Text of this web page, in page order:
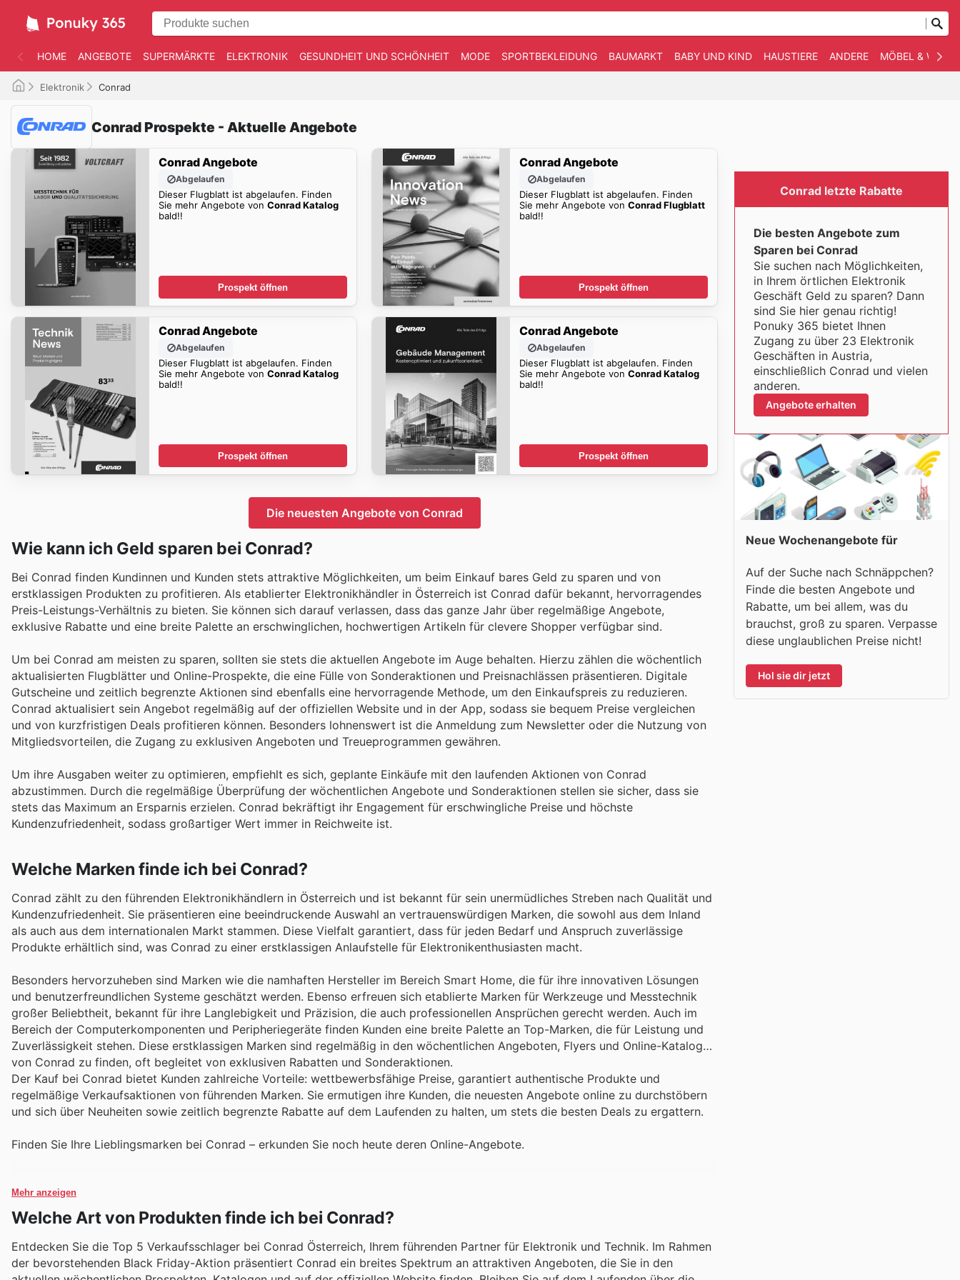
HOME ANGEBOTE SUPERMÄRKTE ELEKTRONIK GESUNDHEIT UND SCHÖNHEIT MODE SPORTBEKLEIDUNG BAUMARKT BABY UND KIND HAUSTIERE ANDERE MÖBEL &
Elektronik Conrad
Conrad Prospekte - Aktuelle Angebote
Conrad Angebote
Abgelaufen
Dieser Flugblatt ist abgelaufen. Finden
Sie mehr Angebote von Conrad Katalog
bald!!
Prospekt öffnen
Conrad Angebote
Abgelaufen
Dieser Flugblatt ist abgelaufen. Finden
Sie mehr Angebote vonConrad Flugblatt
bald!!
Prospekt öffnen
Conrad Angebote
Abgelaufen
Dieser Flugblatt ist abgelaufen. Finden
Sie mehr Angebote von Conrad Katalog
bald!!
Prospekt öffnen
Conrad Angebote
Abgelaufen
Dieser Flugblatt ist abgelaufen. Finden
Sie mehr Angebote vonConrad Katalog
bald!!
Prospekt öffnen
Die neuesten Angebote von Conrad
Wie kann ich Geld sparen bei Conrad?
Bei Conrad finden Kundinnen und Kunden stets attraktive Möglichkeiten, um beim Einkauf bares Geld zu sparen und von
erstklassigen Produkten zu profitieren. Als etablierter Elektronikhändler in Österreich ist Conrad dafür bekannt, hervorragendes
Preis-Leistungs-Verhältnis zu bieten. Sie können sich darauf verlassen, dass das ganze Jahr über regelmäßige Angebote,
exklusive Rabatte und eine breite Palette an erschwinglichen, hochwertigen Artikeln für clevere Shopper verfügbar sind.
Um bei Conrad am meisten zu sparen, sollten sie stets die aktuellen Angebote im Auge behalten. Hierzu zählen die wöchentlich
aktualisierten Flugblätter und Online-Prospekte, die eine Fülle von Sonderaktionen und Preisnachlässen präsentieren. Digitale
Gutscheine und zeitlich begrenzte Aktionen sind ebenfalls eine hervorragende Methode, um den Einkaufspreis zu reduzieren.
Conrad aktualisiert sein Angebot regelmäßig auf der offiziellen Website und in der App, sodass sie bequem Preise vergleichen
und von kurzfristigen Deals profitieren können. Besonders lohnenswert ist die Anmeldung zum Newsletter oder die Nutzung von
Mitgliedsvorteilen, die Zugang zu exklusiven Angeboten und Treueprogrammen gewähren.
Um ihre Ausgaben weiter zu optimieren, empfiehlt es sich, geplante Einkäufe mit den laufenden Aktionen von Conrad
abzustimmen. Durch die regelmäßige Überprüfung der wöchentlichen Angebote und Sonderaktionen stellen sie sicher, dass sie
stets das Maximum an Ersparnis erzielen. Conrad bekräftigt ihr Engagement für erschwingliche Preise und höchste
Kundenzufriedenheit, sodass großartiger Wert immer in Reichweite ist.
Welche Marken finde ich bei Conrad?
Conrad zählt zu den führenden Elektronikhändlern in Österreich und ist bekannt für sein unermüdliches Streben nach Qualität und
Kundenzufriedenheit. Sie präsentieren eine beeindruckende Auswahl an vertrauenswürdigen Marken, die sowohl aus dem Inland
als auch aus dem internationalen Markt stammen. Diese Vielfalt garantiert, dass für jeden Bedarf und Anspruch zuverlässige
Produkte erhältlich sind, was Conrad zu einer erstklassigen Anlaufstelle für Elektronikenthusiasten macht.
Besonders hervorzuheben sind Marken wie die namhaften Hersteller im Bereich Smart Home, die für ihre innovativen Lösungen
und benutzerfreundlichen Systeme geschätzt werden. Ebenso erfreuen sich etablierte Marken für Werkzeuge und Messtechnik
großer Beliebtheit, bekannt für ihre Langlebigkeit und Präzision, die auch professionellen Ansprüchen gerecht werden. Auch im
Bereich der Computerkomponenten und Peripheriegeräte finden Kunden eine breite Palette an Top-Marken, die für Leistung und
Zuverlässigkeit stehen. Diese erstklassigen Marken sind regelmäßig in den wöchentlichen Angeboten, Flyers und Online-Katalogen
von Conrad zu finden, oft begleitet von exklusiven Rabatten und Sonderaktionen.
Der Kauf bei Conrad bietet Kunden zahlreiche Vorteile: wettbewerbsfähige Preise, garantiert authentische Produkte und
regelmäßige Verkaufsaktionen von führenden Marken. Sie ermutigen ihre Kunden, die neuesten Angebote online zu durchstöbern
und sich über Neuheiten sowie zeitlich begrenzte Rabatte auf dem Laufenden zu halten, um stets die besten Deals zu ergattern.
Finden Sie Ihre Lieblingsmarken bei Conrad – erkunden Sie noch heute deren Online-Angebote.
Mehr anzeigen
Welche Art von Produkten finde ich bei Conrad?
Entdecken Sie die Top 5 Verkaufsschlager bei Conrad Österreich, Ihrem führenden Partner für Elektronik und Technik. Im Rahmen
der bevorstehenden Black Friday-Aktion präsentiert Conrad ein breites Spektrum an attraktiven Angeboten, die Sie in den
Conrad letzte Rabatte
Die besten Angebote zum
Sparen bei Conrad
Sie suchen nach Möglichkeiten,
in Ihrem örtlichen Elektronik
Geschäft Geld zu sparen? Dann
sind Sie hier genau richtig!
Ponuky 365 bietet Ihnen
Zugang zu über 23 Elektronik
Geschäften in Austria,
einschließlich Conrad und vielen
anderen.
Angebote erhalten
Neue Wochenangebote für
Auf der Suche nach Schnäppchen?
Finde die besten Angebote und
Rabatte, um bei allem, was du
brauchst, groß zu sparen. Verpasse
diese unglaublichen Preise nicht!
Hol sie dir jetzt